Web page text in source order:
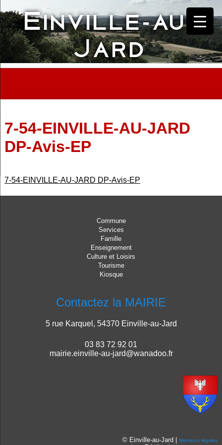
to
content Einville-au-
Jard
7-54-EINVILLE-AU-JARD
DP-Avis-EP
7-54-EINVILLE-AU-JARD DP-Avis-EP
Commune
Services
Famille
Enseignement
Culture et Loisirs
Tourisme
Kiosque
Contactez la MAIRIE
5 rue Karquel, 54370 Einville-au-Jard
03 83 72 92 01
mairie.einville-au-jard@wanadoo.fr
© Einville-au-Jard |Mentions légales